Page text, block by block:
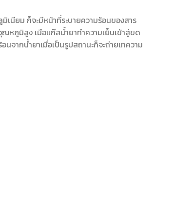
เนียม ก็จะมีหน้าที่ระบายความร้อนของสาร
หภูมิสูง เมือแก๊สน้ำยาทำความเย็นเข้าสู่ขด
จากน้ำยาเมื่อเป็นรูปสถานะก็จะถ่ายเทความ